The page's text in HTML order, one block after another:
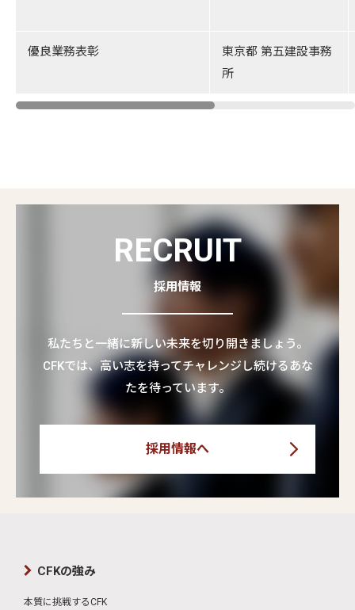
優良業務表彰
東京都 第五建設事務
所
RECRUIT
採用情報
私たちと一緒に新しい未来を切り開きましょう。
CFKでは、高い志を持ってチャレンジし続けるあな
たを待っています。
採用情報へ
CFKの強み
本質に挑戦するCFK